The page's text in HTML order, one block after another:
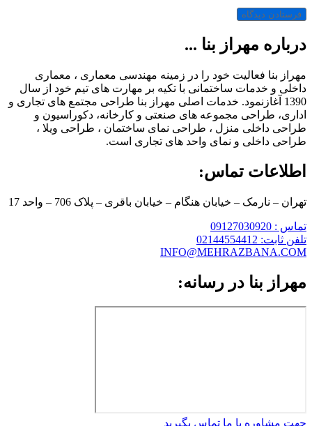
درباره مهراز بنا ...
مهراز بنا فعالیت خود را در زمینه مهندسی معماری ، معماری
داخلی و خدمات ساختمانی با تکیه بر مهارت های تیم خود از سال
1390 آغازنمود. خدمات اصلی مهراز بنا طراحی مجتمع های تجاری و
اداری، طراحی مجموعه های صنعتی و کارخانه، دکوراسیون و
طراحی داخلی منزل ، طراحی نمای ساختمان ، طراحی ویلا ،
طراحی داخلی و نمای واحد های تجاری است.
اطلاعات تماس:
تهران – نارمک – خیابان هنگام – خیابان باقری – پلاک 706 – واحد 17
تماس : 09127030920
تلفن ثابت: 02144554412
INFO@MEHRAZBANA.COM
مهراز بنا در رسانه:
جهت مشاوره با ما تماس بگیرید